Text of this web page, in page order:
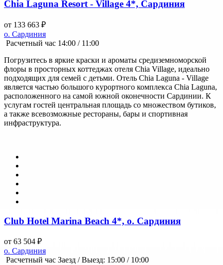
Chia Laguna Resort - Village 4*, Сардиния
от 133 663 ₽
о. Сардиния
Расчетный час 14:00 / 11:00
Погрузитесь в яркие краски и ароматы средиземноморской
флоры в просторных коттеджах отеля Chia Village, идеально
подходящих для семей с детьми. Отель Chia Laguna - Village
является частью большого курортного комплекса Chia Laguna,
расположенного на самой южной оконечности Сардинии. К
услугам гостей центральная площадь со множеством бутиков,
а также всевозможные рестораны, бары и спортивная
инфраструктура.
Club Hotel Marina Beach 4*, о. Сардиния
от 63 504 ₽
о. Сардиния
Расчетный час Заезд / Выезд: 15:00 / 10:00